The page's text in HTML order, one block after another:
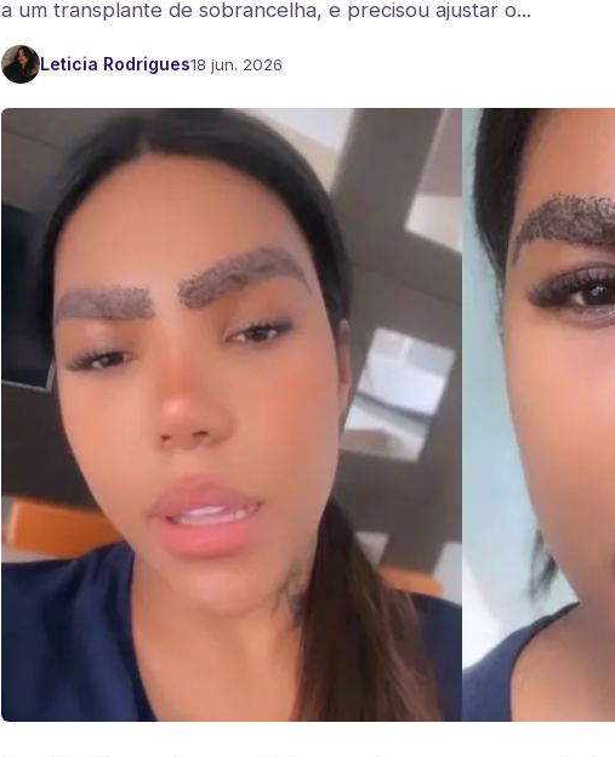
a um transplante de sobrancelha, e precisou ajustar o...
Leticia Rodrigues18 jun. 2026